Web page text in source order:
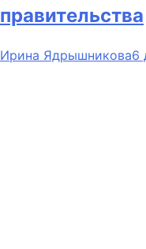
правительства
Ирина Ядрышникова6